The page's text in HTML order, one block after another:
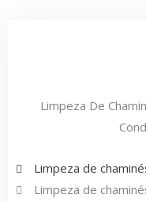
Limpeza De
Limpeza de
Limpeza de